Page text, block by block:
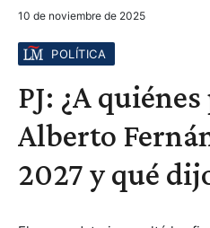
10 de noviembre de 2025
POLÍTICA
PJ: ¿A
Alberto
2027 y qué